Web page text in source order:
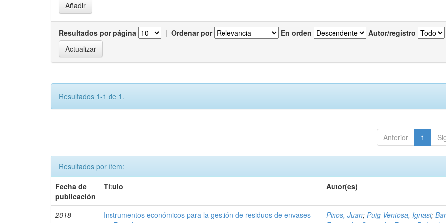
Resultados por página | Ordenar por En orden Autor/registro
Resultados 1-1 de 1.
Anterior 1
Resultados por ítem:
Fecha de
publicación
Título Autor(es)
2018
Instrumentos económicos para la gestión de residuos de envases
Pinos, Juan;Puig Ventosa, Ignasi;